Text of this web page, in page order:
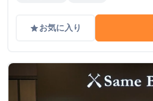
gradeお気に入り